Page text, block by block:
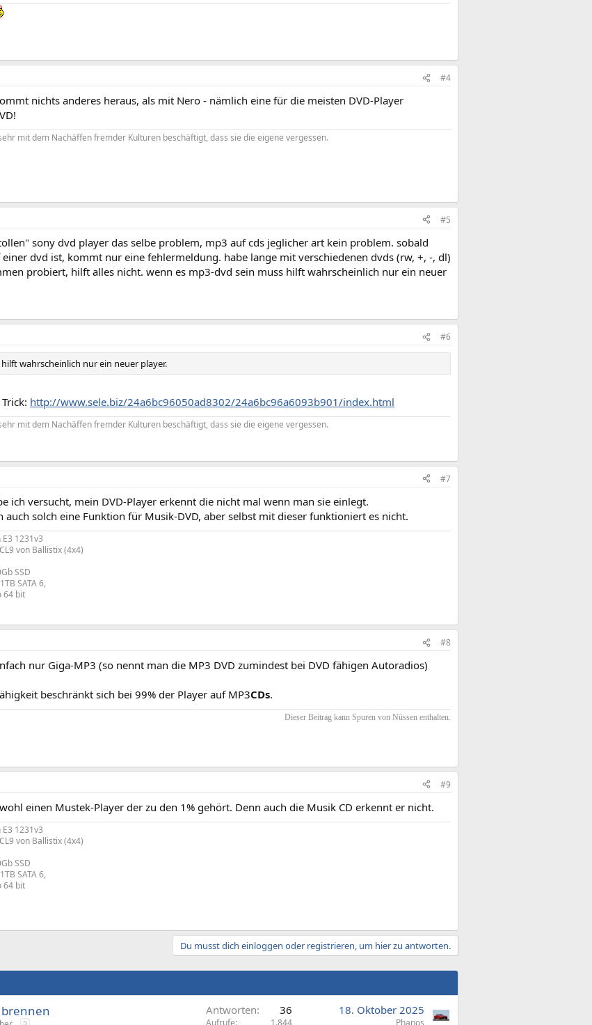
#4
nichts anderes heraus, als mit Nero - nämlich eine für die meisten DVD-Player
mit dem Nachäffen fremder Kulturen beschäftigt, dass sie die eigene vergessen.
#5
sony dvd player das selbe problem, mp3 auf cds jeglicher art kein problem. sobald
einer dvd ist, kommt nur eine fehlermeldung. habe lange mit verschiedenen dvds (rw, +, -, dl)
probiert, hilft alles nicht. wenn es mp3-dvd sein muss hilft wahrscheinlich nur ein neuer
#6
wahrscheinlich nur ein neuer player.
http://www.sele.biz/24a6bc96050ad8302/24a6bc96a6093b901/index.html
mit dem Nachäffen fremder Kulturen beschäftigt, dass sie die eigene vergessen.
#7
ich versucht, mein DVD-Player erkennt die nicht mal wenn man sie einlegt.
auch solch eine Funktion für Musik-DVD, aber selbst mit dieser funktioniert es nicht.
1231v3
von Ballistix (4x4)
SSD
SATA 6,
64 bit
#8
nur Giga-MP3 (so nennt man die MP3 DVD zumindest bei DVD fähigen Autoradios)
beschränkt sich bei 99% der Player auf MP3CDs.
Dieser Beitrag kann Spuren von Nüssen enthalten.​
#9
einen Mustek-Player der zu den 1% gehört. Denn auch die Musik CD erkennt er nicht.
1231v3
von Ballistix (4x4)
SSD
SATA 6,
64 bit
Du musst dich einloggen oder registrieren, um hier zu antworten.
brennen
Antworten 36
Aufrufe 1.844
18. Oktober 2025
Phanos